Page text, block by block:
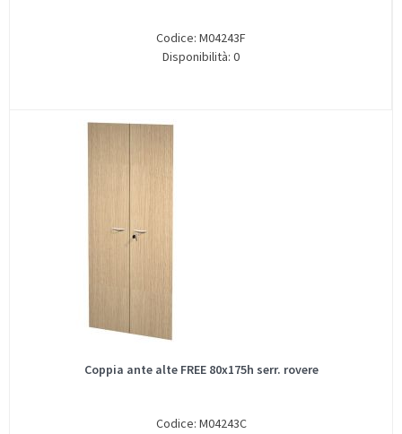
Codice: M04243F
Disponibilità: 0
Coppia ante alte FREE 80x175h serr. rovere
Codice: M04243C